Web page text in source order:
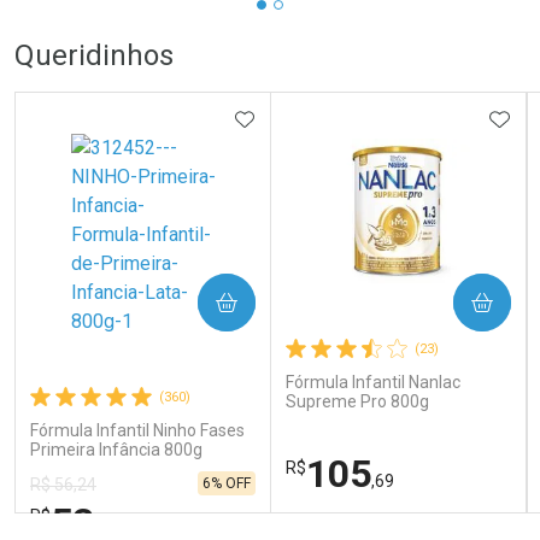
Queridinhos
(360)
Fórmula Infantil Ninho Fases
Primeira Infância 800g
R$ 56,24
R$53
6% OFF
ADICIONAR AOS FAVORITOS
COMPRAR
(23)
Fórmula Infantil Nanlac
Supreme Pro 800g
R$105,69
COMPRAR